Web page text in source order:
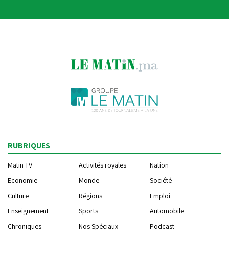
RUBRIQUES
Matin TV Activités royales
Nation
Economie
Monde
Société
Culture
Régions
Emploi
Enseignement
Sports
Automobile
Chroniques
Nos Spéciaux Podcast